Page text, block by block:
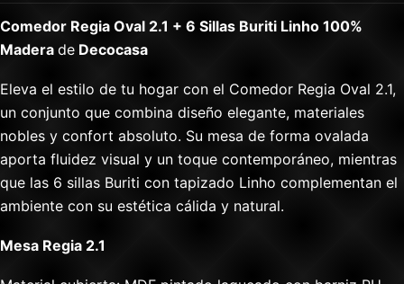
Comedor Regia Oval 2.1 + 6 Sillas Buriti Linho 100%
Madera de Decocasa
Eleva el estilo de tu hogar con el Comedor Regia Oval 2.1,
un conjunto que combina diseño elegante, materiales
nobles y confort absoluto. Su mesa de forma ovalada
aporta fluidez visual y un toque contemporáneo, mientras
que las 6 sillas Buriti con tapizado Linho complementan el
ambiente con su estética cálida y natural.
Mesa Regia 2.1